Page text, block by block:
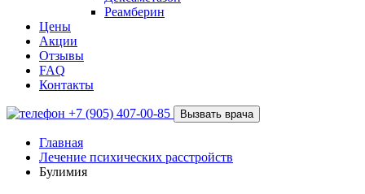
Реамберин
Цены
Акции
Отзывы
FAQ
Контакты
+7 (905) 407-00-85 Вызвать врача
Главная
Лечение психических расстройств
Булимия